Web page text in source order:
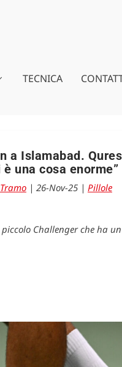
TECNICA
a Islamabad.
una cosa enorme”
| 26-Nov-25| Pillole
Challenger che ha